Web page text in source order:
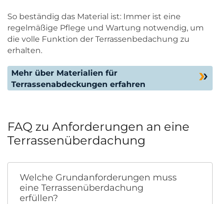
So beständig das Material ist: Immer ist eine
regelmäßige Pflege und Wartung notwendig, um
die volle Funktion der Terrassenbedachung zu
erhalten.
Mehr über Materialien für
Terrassenabdeckungen erfahren
FAQ zu Anforderungen an eine
Terrassenüberdachung
Welche Grundanforderungen muss
eine Terrassenüberdachung
erfüllen?